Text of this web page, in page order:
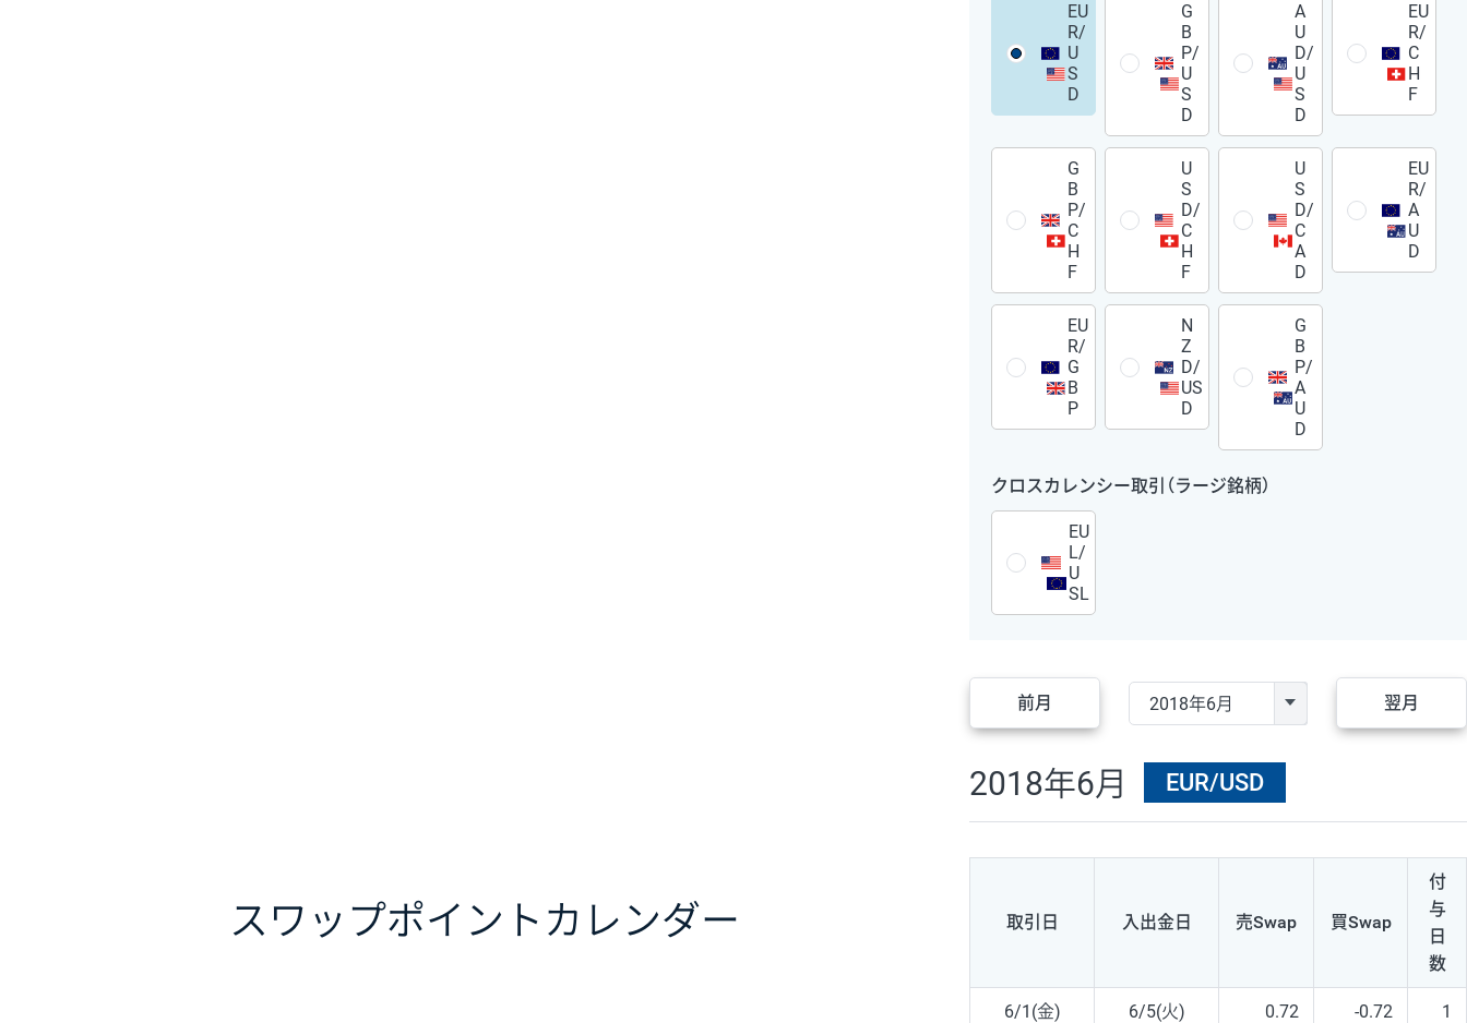
スワップポイント カレンダー
EU
R/
U
S
D
G
B
P/
U
S
D
A
U
D/
U
S
D
EU
R/
C
H
F
G
B
P/
C
H
F
U
S
D/
C
H
F
U
S
D/
C
A
D
EU
R/
A
U
D
EU
R/
G
B
P
N
Z
D/
US
D
G
B
P/
A
U
D
クロスカレンシー取引（ラージ銘柄）
EU
L/
U
SL
前月 翌月
2018年6月 EUR/USD
取引日 入出金日 売Swap 買Swap
付
与
日
数
6/1(金) 6/5(火) 0.72 -0.72 1